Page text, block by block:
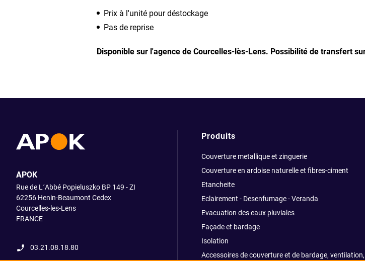
Prix à l'unité pour déstockage
Pas de reprise
Disponible sur l'agence de Courcelles-lès-Lens. Possibilité de transfert
APOK
Rue de L´Abbé Popieluszko BP 149 - ZI
62256 Henin-Beaumont Cedex
Courcelles-les-Lens
FRANCE
03.21.08.18.80
Produits
Couverture metallique et zinguerie
Couverture en ardoise naturelle et fibres-ciment
Etancheite
Eclairement - Desenfumage - Veranda
Evacuation des eaux pluviales
Façade et bardage
Isolation
Accessoires de couverture et de bardage, ventilation,